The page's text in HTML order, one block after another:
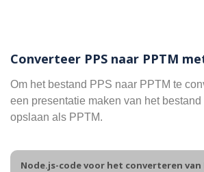
Converteer PPS naar PPTM
Om het bestand PPS naar PPTM te
een presentatie maken van het
opslaan als PPTM.
Node.js-code voor het converteren van